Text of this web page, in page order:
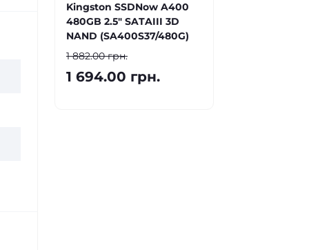
Kingston SSDNow A400
480GB 2.5" SATAIII 3D
NAND (SA400S37/480G)
1 882.00 грн.
1 694.00 грн.